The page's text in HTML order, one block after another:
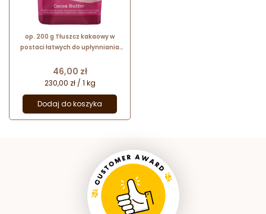
op. 200 g Tłuszcz kakaowy w
postaci łatwych do upłynniania
Cakes - nr. kat. F30100
Cena
46,00 zł
230,00 zł / 1 kg
Dodaj do koszyka